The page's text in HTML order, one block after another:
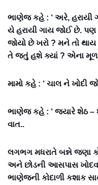
ભાણેજ કહે : ‘ અરે, હરાયી
યે હરાયી ગાય જોઈ છે.
જોયો છે ખરો ? મને તો
તે જતું હશે ક્યાં ? એના મૂળ
મામો કહે : ‘ ચાલ ને
ભાણેજ કહે : ‘ જ્યારે શેઠ –
વાત..
લગભગ મધરાતે બન્ને જણા
અને છોડની આસપાસ
ભાણેજની કોદાળી કશાક